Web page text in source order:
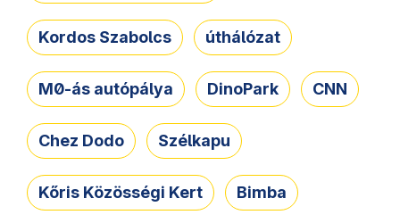
Kordos Szabolcs úthálózat
M0-ás autópálya DinoPark CNN
Chez Dodo Szélkapu
Kőris Közösségi Kert Bimba